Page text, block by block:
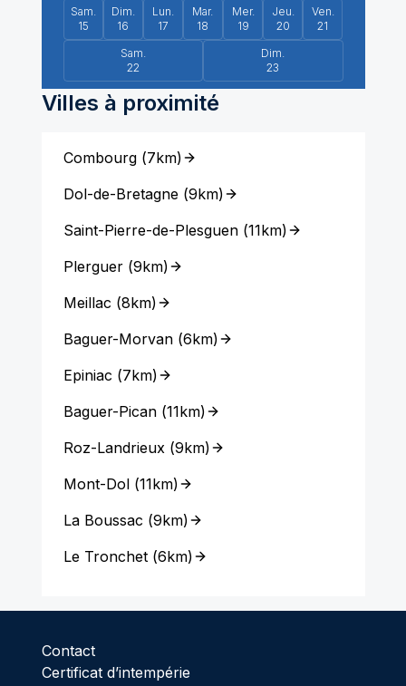
Sam.
15
Dim.
16
Lun.
17
Mar.
18
Mer.
19
Jeu.
20
Ven.
21
Sam.
22
Dim.
23
Villes à proximité
Combourg(7km)
Dol-de-Bretagne(9km)
Saint-Pierre-de-Plesguen(11km)
Plerguer(9km)
Meillac (8km)
Baguer-Morvan(6km)
Epiniac (7km)
Baguer-Pican(11km)
Roz-Landrieux(9km)
Mont-Dol(11km)
La Boussac (9km)
Le Tronchet(6km)
Contact
Certificat d’intempérie